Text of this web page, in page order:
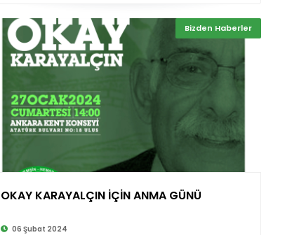
Bizden Haberler
OKAY KARAYALÇIN İÇİN ANMA GÜNÜ
06 Şubat 2024